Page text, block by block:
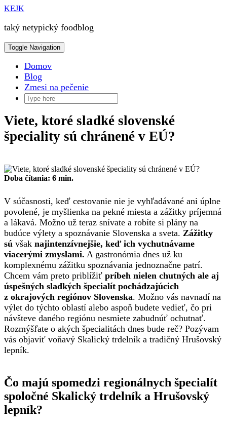
Skip
content
KEJK
taký netypický foodblog
Toggle Navigation
Domov
Blog
Zmesi na pečenie
Viete, ktoré sladké slovenské
špeciality sú chránené v EÚ?
Doba čítania: 6 min.
V súčasnosti, keď cestovanie nie je vyhľadávané ani úplne
povolené, je myšlienka na pekné miesta a zážitky príjemná
a lákavá. Možno už teraz snívate a robíte si plány na
budúce výlety a spoznávanie Slovenska a sveta. Zážitky
sú však najintenzívnejšie, keď ich vychutnávame
viacerými zmyslami. A gastronómia dnes už ku
komplexnému zážitku spoznávania jednoznačne patrí.
Chcem vám preto priblížiť príbeh nielen chutných ale aj
úspešných sladkých špecialít pochádzajúcich
z okrajových regiónov Slovenska. Možno vás navnadí na
výlet do týchto oblastí alebo aspoň budete vedieť, čo pri
návšteve daného regiónu nesmiete zabudnúť ochutnať.
Rozmýšľate o akých špecialitách dnes bude reč? Pozývam
vás objaviť voňavý Skalický trdelník a tradičný Hrušovský
lepník.
Čo majú spomedzi regionálnych špecialít
spoločné Skalický trdelník a Hrušovský
lepník?